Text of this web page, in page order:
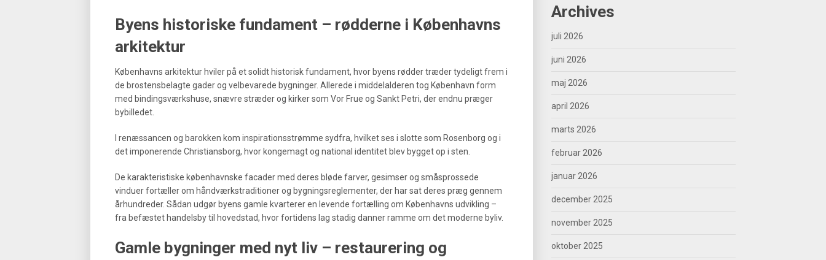
Byens historiske fundament – rødderne i Københavns
arkitektur
Københavns arkitektur hviler på et solidt historisk fundament, hvor byens rødder træder tydeligt frem i
de brostensbelagte gader og velbevarede bygninger. Allerede i middelalderen tog København form
med bindingsværkshuse, snævre stræder og kirker som Vor Frue og Sankt Petri, der endnu præger
bybilledet.
I renæssancen og barokken kom inspirationsstrømme sydfra, hvilket ses i slotte som Rosenborg og i
det imponerende Christiansborg, hvor kongemagt og national identitet blev bygget op i sten.
De karakteristiske københavnske facader med deres bløde farver, gesimser og småsprossede
vinduer fortæller om håndværkstraditioner og bygningsreglementer, der har sat deres præg gennem
århundreder. Sådan udgør byens gamle kvarterer en levende fortælling om Københavns udvikling –
fra befæstet handelsby til hovedstad, hvor fortidens lag stadig danner ramme om det moderne byliv.
Gamle bygninger med nyt liv – restaurering og
Archives
juli 2026
juni 2026
maj 2026
april 2026
marts 2026
februar 2026
januar 2026
december 2025
november 2025
oktober 2025